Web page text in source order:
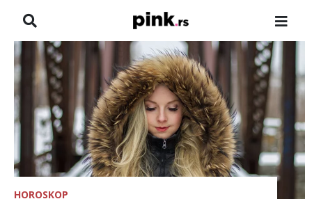
NASLOVNA
VESTI
ZADRUGA
SHOWBIZ
HRONIKA
HOROSKOP